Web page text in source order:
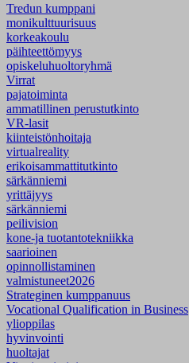
Tredun kumppani
monikulttuurisuus
korkeakoulu
päihteettömyys
opiskeluhuoltoryhmä
Virrat
pajatoiminta
ammatillinen perustutkinto
VR-lasit
kiinteistönhoitaja
virtualreality
erikoisammattitutkinto
särkänniemi
yrittäjyys
särkänniemi
peilivision
kone-ja tuotantotekniikka
saarioinen
opinnollistaminen
valmistuneet2026
Strateginen kumppanuus
Vocational Qualification in Business
ylioppilas
hyvinvointi
huoltajat